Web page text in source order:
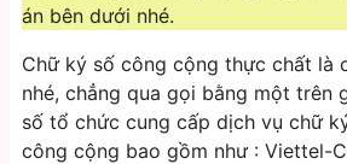
án bên dưới nhé.
Chữ ký số công cộng thực chất là
nhé, chẳng qua gọi bằng một trên
số tổ chức cung cấp dịch vụ chữ
công cộng bao gồm như : Viettel-